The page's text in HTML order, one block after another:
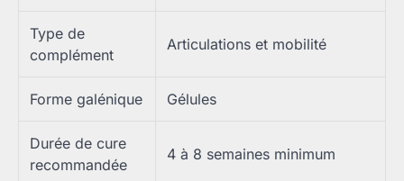
Type de
complément
Articulations et mobilité
Forme galénique Gélules
Durée de cure
recommandée
4 à 8 semaines minimum